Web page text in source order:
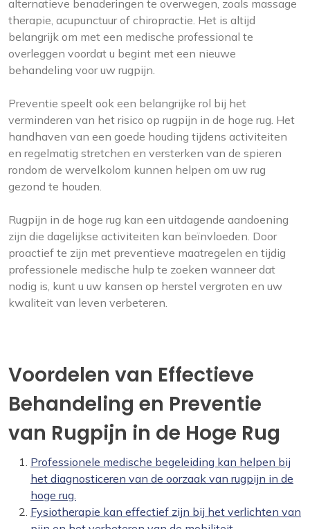
alternatieve benaderingen te overwegen, zoals massage
therapie, acupunctuur of chiropractie. Het is altijd
belangrijk om met een medische professional te
overleggen voordat u begint met een nieuwe
behandeling voor uw rugpijn.
Preventie speelt ook een belangrijke rol bij het
verminderen van het risico op rugpijn in de hoge rug. Het
handhaven van een goede houding tijdens activiteiten
en regelmatig stretchen en versterken van de spieren
rondom de wervelkolom kunnen helpen om uw rug
gezond te houden.
Rugpijn in de hoge rug kan een uitdagende aandoening
zijn die dagelijkse activiteiten kan beïnvloeden. Door
proactief te zijn met preventieve maatregelen en tijdig
professionele medische hulp te zoeken wanneer dat
nodig is, kunt u uw kansen op herstel vergroten en uw
kwaliteit van leven verbeteren.
Voordelen van Effectieve
Behandeling en Preventie
van Rugpijn in de Hoge Rug
Professionele medische begeleiding kan helpen bij
het diagnosticeren van de oorzaak van rugpijn in de
hoge rug.
Fysiotherapie kan effectief zijn bij het verlichten van